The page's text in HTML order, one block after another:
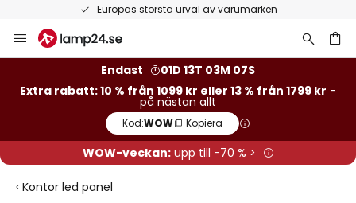
Europas största urval av varumärken
Hoppa
till
Endast
01D 13T 03M 06S
Extra rabatt: 10 % från 1099 kr eller 13 % från 1799 kr -
på nästan allt
Kod:WOW Kopiera
WOW-veckan:upp till -70 % >
Kontor led panel